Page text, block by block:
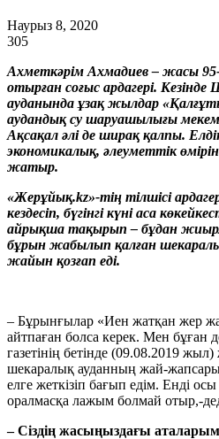
Наурыз 8, 2020
305
Ахметкәрім Ахмадиев – жасы
отырған соғыс ардагері.
ауданында ұзақ жылдар
аудандық су шаруашылығы
Ақсақал әлі де ширақ қалпы.
экономикалық, әлеуметтік
жатыр.
«Жерұйық.kz»-тің тілшісі
кездесіп, бүгінгі күні аса
айрықша тақырып – бұдан
бұрын жабылып қалған
жайын қозғап еді.
– Бұрынғылар «Иен жатқан жер
айтпаған болса керек. Мен бұған
газетінің бетінде (09.08.2019
шекаралық ауданның жай-
елге жеткізіп бағып едім. Енді
оралмасқа лажым болмай отыр,-
– Сіздің жасыңыздағы